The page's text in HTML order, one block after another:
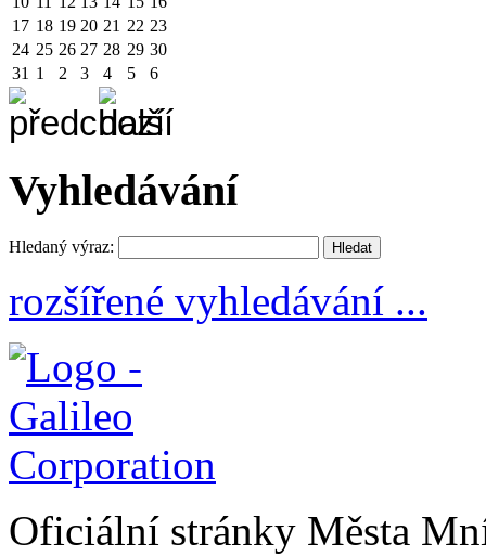
17 18 19 20 21 22 23
24 25 26 27 28 29 30
31 1 2 3 4 5 6
Vyhledávání
Hledaný výraz:
rozšířené vyhledávání ...
Oficiální stránky Města